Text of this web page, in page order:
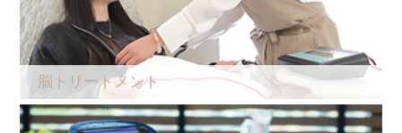
脳トリートメント